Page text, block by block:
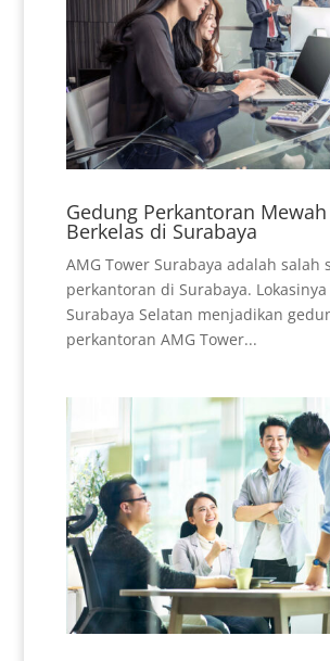
Gedung Perkantoran
Berkelas di Surabaya
AMG Tower Surabaya adalah salah
perkantoran di Surabaya.
Surabaya Selatan menjadikan
perkantoran AMG Tower...